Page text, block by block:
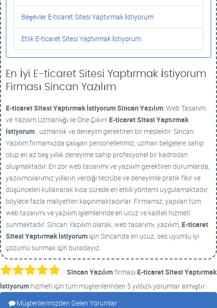
Beşevler E-ticaret Sitesi Yaptırmak İstiyorum
Etlik E-ticaret Sitesi Yaptırmak İstiyorum
En İyi E-ticaret Sitesi Yaptırmak İstiyorum
Firması Sincan Yazılım
E-ticaret Sitesi Yaptırmak İstiyorumSincan Yazılım: Web Tasarım
ve Yazılım Uzmanlığı ile Öne Çıkın! E-ticaret Sitesi Yaptırmak
İstiyorum , uzmanlık ve deneyim gerektiren bir meslektir. Sincan
Yazılım firmamızda çalışan personellerimiz, uzman belgelere sahip
olup en az beş yıllık deneyime sahip profesyonel bir kadrodan
oluşmaktadır. En zor web tasarımı ve yazılım gerektiren durumlarda,
yazılımcılarımız yılların verdiği tecrübe ve deneyimle pratik fikir ve
düşünceleri kullanarak kısa sürede en etkili yöntemi uygulamaktadır,
böylece fazla maliyetten kaçınmaktadırlar. Firmamız, yapılan tüm
web tasarımı ve yazılım işlemlerinde en ucuz ve kaliteli hizmeti
sunmaktadır. Sincan Yazılım olarak, web tasarımı, yazılım, E-ticaret
Sitesi Yaptırmak İstiyorum için Sincan'da en ucuz, seo uyumlu iyi
çözümü sunmak için buradayız.
Sincan Yazılımfirması E-ticaret Sitesi Yaptırmak
İstiyorum hizmeti için tüm müşterilerinden 5 yıldızlı yorumlar almıştır.
Müşterilerimizden Gelen Yorumlar